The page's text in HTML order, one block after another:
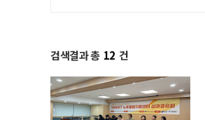
검색결과 총 12 건